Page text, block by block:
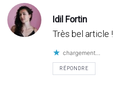
Idil Fortin
Très bel article !
chargement…
RÉPONDRE